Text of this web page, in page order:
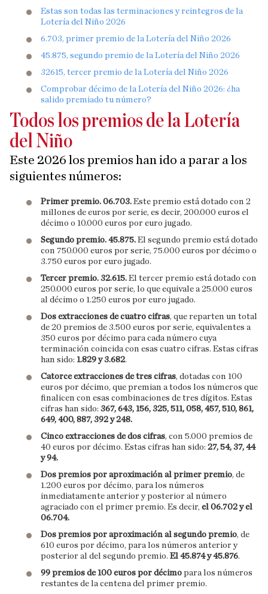
Estas son todas las terminaciones y reintegros de la
Lotería del Niño 2026
6.703, primer premio de la Lotería del Niño 2026
45.875, segundo premio de la Lotería del Niño 2026
32615, tercer premio de la Lotería del Niño 2026
Comprobar décimo de la Lotería del Niño 2026: ¿ha
salido premiado tu número?
Todos los premios de la Lotería
del Niño
Este 2026 los premios han ido a parar a los
siguientes números:
Primer premio. 06.703. Este premio está dotado con 2
millones de euros por serie, es decir, 200.000 euros el
décimo o 10.000 euros por euro jugado.
Segundo premio. 45.875. El segundo premio está dotado
con 750.000 euros por serie, 75.000 euros por décimo o
3.750 euros por euro jugado.
Tercer premio. 32.615. El tercer premio está dotado con
250.000 euros por serie, lo que equivale a 25.000 euros
al décimo o 1.250 euros por euro jugado.
Dos extracciones de cuatro cifras, que reparten un total
de 20 premios de 3.500 euros por serie, equivalentes a
350 euros por décimo para cada número cuya
terminación coincida con esas cuatro cifras. Estas cifras
han sido: 1.829 y 3.682.
Catorce extracciones de tres cifras, dotadas con 100
euros por décimo, que premian a todos los números que
finalicen con esas combinaciones de tres dígitos. Estas
cifras han sido: 367, 643, 156, 325, 511, 058, 457, 510, 861,
649, 400, 887, 392 y 248.
Cinco extracciones de dos cifras, con 5.000 premios de
40 euros por décimo. Estas cifras han sido: 27, 54, 37, 44
y 94.
Dos premios por aproximación al primer premio, de
1.200 euros por décimo, para los números
inmediatamente anterior y posterior al número
agraciado con el primer premio. Es decir, el 06.702 y el
06.704.
Dos premios por aproximación al segundo premio, de
610 euros por décimo, para los números anterior y
posterior al del segundo premio. El 45.874 y 45.876.
99 premios de 100 euros por décimo para los números
restantes de la centena del primer premio.